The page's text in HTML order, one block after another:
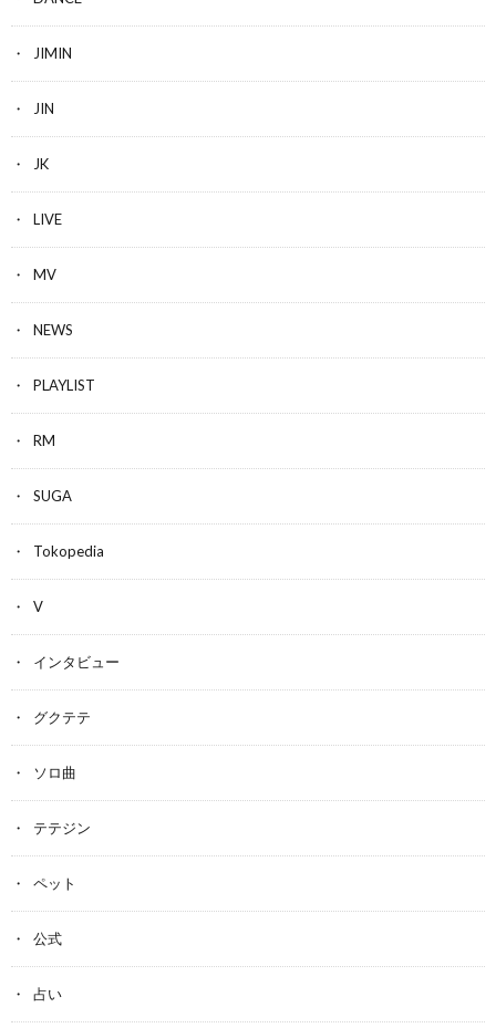
JIMIN
JIN
JK
LIVE
MV
NEWS
PLAYLIST
RM
SUGA
Tokopedia
V
インタビュー
グクテテ
ソロ曲
テテジン
ペット
公式
占い